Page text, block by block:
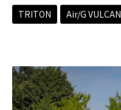
TRITON Air/G VULCAN